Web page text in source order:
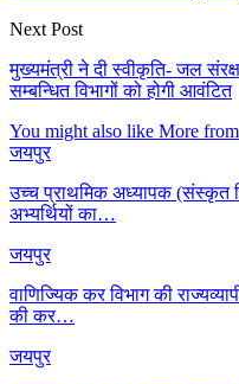
Next Post
मुख्यमंत्री ने दी स्वीकृति- जल
सम्बन्धित विभागों को होगी आवंटित
You might also like More
जयपुर
उच्च प्राथमिक अध्यापक (संस्कृत
अभ्यर्थियों का…
जयपुर
वाणिज्यिक कर विभाग की
की कर…
जयपुर